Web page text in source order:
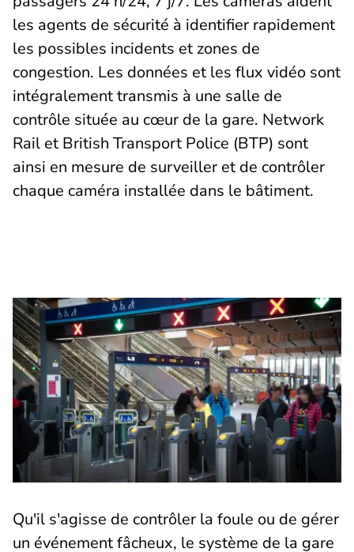
les agents de sécurité à identifier rapidement
les possibles incidents et zones de
congestion. Les données et les flux vidéo sont
intégralement transmis à une salle de
contrôle située au cœur de la gare. Network
Rail et British Transport Police (BTP) sont
ainsi en mesure de surveiller et de contrôler
chaque caméra installée dans le bâtiment.
Qu'il s'agisse de contrôler la foule ou de gérer
un événement fâcheux, le système de la gare